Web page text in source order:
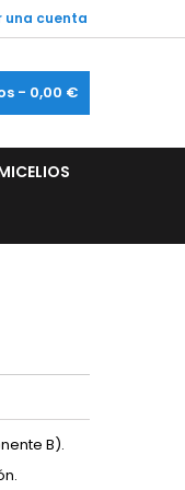
una cuenta
- 0,00 €
B).